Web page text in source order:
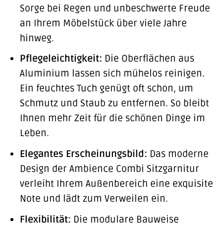
Sorge bei Regen und unbeschwerte Freude
an Ihrem Möbelstück über viele Jahre
hinweg.
Pflegeleichtigkeit: Die Oberflächen aus
Aluminium lassen sich mühelos reinigen.
Ein feuchtes Tuch genügt oft schon, um
Schmutz und Staub zu entfernen. So bleibt
Ihnen mehr Zeit für die schönen Dinge im
Leben.
Elegantes Erscheinungsbild: Das moderne
Design der Ambience Combi Sitzgarnitur
verleiht Ihrem Außenbereich eine exquisite
Note und lädt zum Verweilen ein.
Flexibilität: Die modulare Bauweise